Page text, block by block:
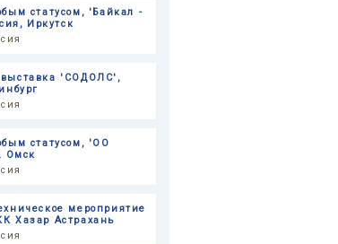
статусом, 'Байкал -
Иркутск
выставка 'СОДОЛС',
статусом, 'ОО
Омск
мероприятие
Хазар Астрахань